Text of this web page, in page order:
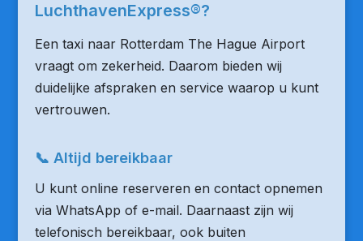
LuchthavenExpress®?
Een taxi naar Rotterdam The Hague Airport
vraagt om zekerheid. Daarom bieden wij
duidelijke afspraken en service waarop u kunt
vertrouwen.
📞 Altijd bereikbaar
U kunt online reserveren en contact opnemen
via WhatsApp of e-mail. Daarnaast zijn wij
telefonisch bereikbaar, ook buiten